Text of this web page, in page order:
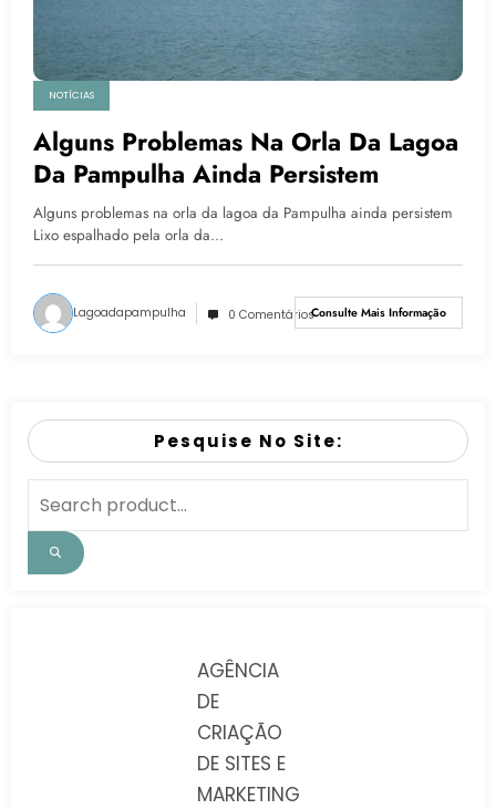
NOTÍCIAS
Alguns Problemas Na Orla Da Lagoa
Da Pampulha Ainda Persistem
Alguns problemas na orla da lagoa da Pampulha ainda persistem
Lixo espalhado pela orla da…
Lagoadapampulha 0 ComentáriosConsulte Mais Informação
Pesquise No Site:
AGÊNCIA
DE
CRIAÇÃO
DE SITES E
MARKETING